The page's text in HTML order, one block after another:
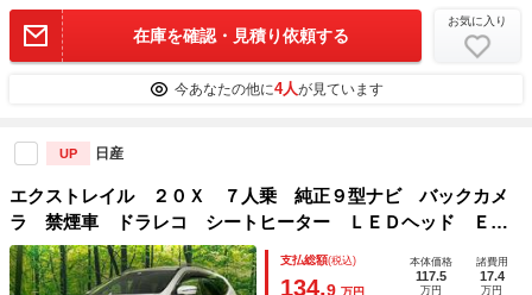
在庫を確認・見積り依頼する
お気に入り
今あなたの他に4人が見ています
UP 日産
エクストレイル ２０Ｘ ７人乗 純正９型ナビ バックカメ
ラ 禁煙車 ドラレコ シートヒーター ＬＥＤヘッド ＥＴ
Ｃ オートライト デュアルオートエアコン Ｂｌｕｅｔｏｏ
ｔｈ接続 ＣＤ再生 アイドリングストップ
支払総額(税込)
134.9 万円
本体価格
117.5
万円
諸費用
17.4
万円